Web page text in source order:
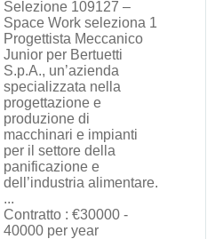
Selezione 109127 –
Space Work seleziona 1
Progettista Meccanico
Junior per Bertuetti
S.p.A., un’azienda
specializzata nella
progettazione e
produzione di
macchinari e impianti
per il settore della
panificazione e
dell’industria alimentare.
...
Contratto : €30000 -
40000 per year